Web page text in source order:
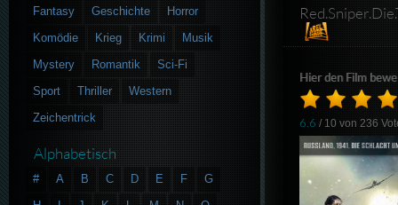
Hier den Film
6.6 / 10 von236
Fantasy
Geschichte
Horror
Komödie
Krieg Krimi
Musik
Mystery
Romantik
Sci-Fi
Sport
Thriller
Western
Zeichentrick
Alphabetisch
# A B C D E F
G